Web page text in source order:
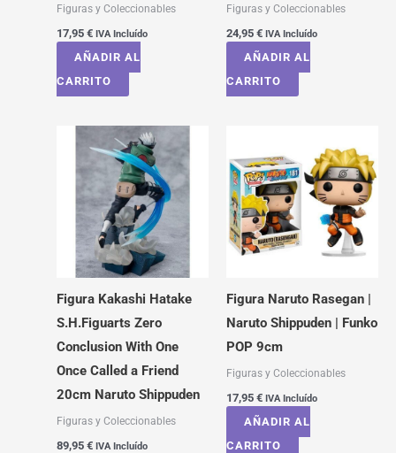
Figuras y Coleccionables
17,95 € IVA Incluído
AÑADIR AL
CARRITO
Figuras y Coleccionables
24,95 € IVA Incluído
AÑADIR AL
CARRITO
Figura Kakashi Hatake
S.H.Figuarts Zero
Conclusion With One
Once Called a Friend
20cm Naruto Shippuden
Figuras y Coleccionables
89,95 € IVA Incluído
Figura Naruto Rasegan |
Naruto Shippuden | Funko
POP 9cm
Figuras y Coleccionables
17,95 € IVA Incluído
AÑADIR AL
CARRITO